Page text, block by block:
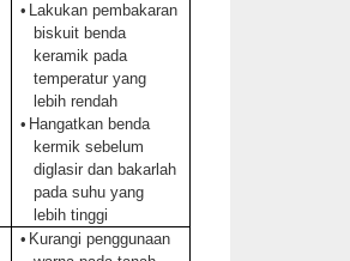
• Lakukan pembakaran
biskuit benda
keramik pada
temperatur yang
lebih rendah
• Hangatkan benda
kermik sebelum
diglasir dan bakarlah
pada suhu yang
lebih tinggi
• Kurangi penggunaan